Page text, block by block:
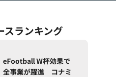
スランキング
eFootball W杯効果で
全事業が躍進 コナミ